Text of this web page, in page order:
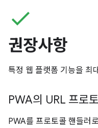
check
권장사항
특정 웹 플랫폼 기능을 최
PWA의 URL 프로
PWA를 프로토콜 핸들러